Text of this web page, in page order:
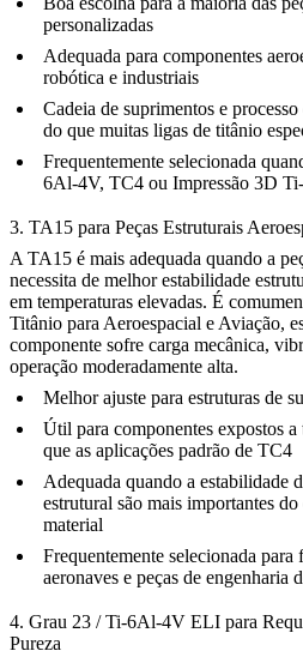
personalizadas
Adequada para componentes
robótica e industriais
Cadeia de suprimentos e
do que muitas ligas de titânio
Frequentemente selecionada
6Al-4V, TC4 ou Impressão 3D
3. TA15 para Peças Estruturais
A TA15 é mais adequada quando a
necessita de melhor estabilidade
em temperaturas elevadas. É
Titânio para Aeroespacial e Aviação,
componente sofre carga mecânica,
operação moderadamente alta.
Melhor ajuste para estruturas de
Útil para componentes expostos a
que as aplicações padrão de TC4
Adequada quando a estabilidade
estrutural são mais importantes
material
Frequentemente selecionada para
aeronaves e peças de engenharia
4. Grau 23 / Ti-6Al-4V ELI para
Pureza